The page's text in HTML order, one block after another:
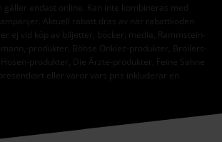
gäller endast online. Kan inte kombineras med
Aktuell rabatt dras av när rabattkoden
ej vid köp av biljetter, böcker, media, Rammstein-
produkter, Böhse Onklez-produkter, Broilers-
produkter, Die Ärzte-produkter, Feine Sahne
eller varor vars pris inkluderar en